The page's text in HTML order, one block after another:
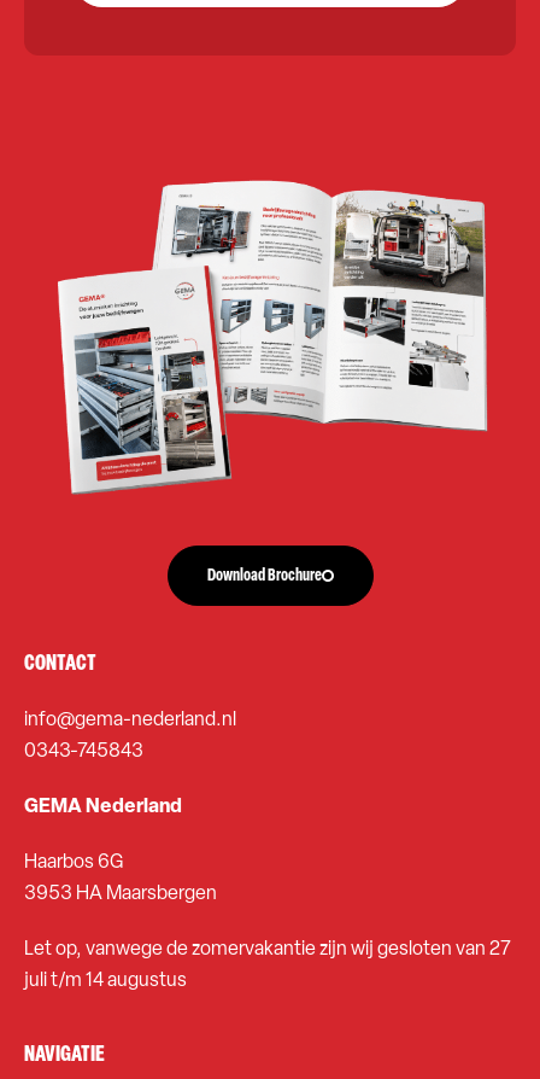
Download Brochure
CONTACT
info@gema-nederland.nl
0343-745843
GEMA Nederland
Haarbos 6G
3953 HA Maarsbergen
Let op, vanwege de zomervakantie zijn wij gesloten van 27
juli t/m 14 augustus
NAVIGATIE